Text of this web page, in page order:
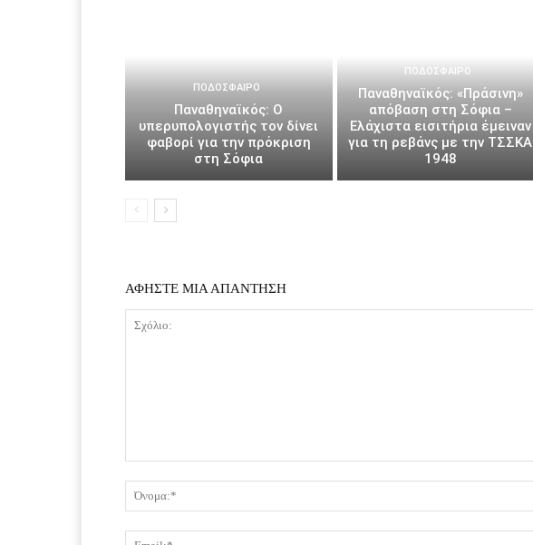
ΠΟΔΌΣΦΑΙΡΟ
Παναθηναϊκός: Ο
υπερυπολογιστής τον δίνει
φαβορί για την πρόκριση
στη Σόφια
ΠΟΔΌΣΦΑΙΡΟ
Παναθηναϊκός: «Πράσινη»
απόβαση στη Σόφια –
Ελάχιστα εισιτήρια έμειναν
για τη ρεβάνς με την ΤΣΣΚΑ
1948
ΑΦΗΣΤΕ ΜΙΑ ΑΠΑΝΤΗΣΗ